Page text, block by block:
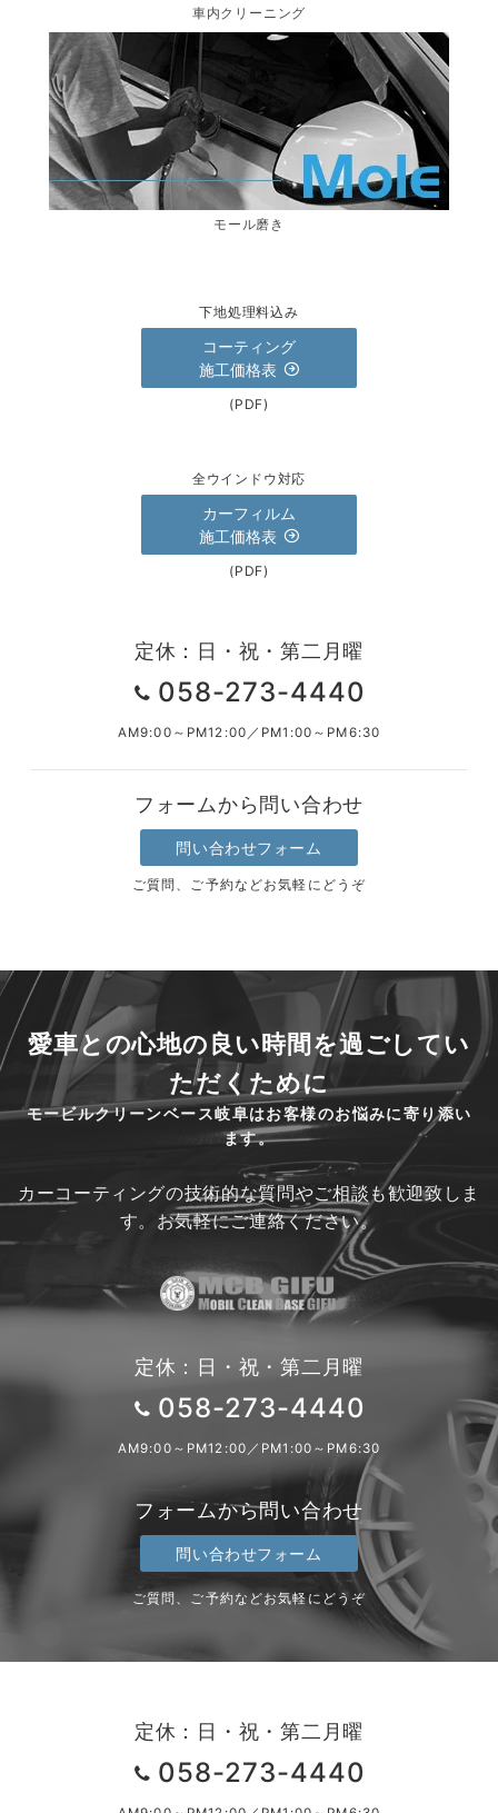
車内クリーニング
モール磨き
下地処理料込み
コーティング
施工価格表
(PDF)
全ウインドウ対応
カーフィルム
施工価格表
(PDF)
定休：日・祝・第二月曜
058-273-4440
AM9:00～PM12:00／PM1:00～PM6:30
フォームから問い合わせ
問い合わせフォーム
ご質問、ご予約などお気軽にどうぞ
愛車との心地の良い時間を過ごしてい
ただくために
モービルクリーンベース岐阜はお客様のお悩みに寄り添い
ます。
カーコーティングの技術的な質問やご相談も歓迎致しま
す。お気軽にご連絡ください。
定休：日・祝・第二月曜
058-273-4440
AM9:00～PM12:00／PM1:00～PM6:30
フォームから問い合わせ
問い合わせフォーム
ご質問、ご予約などお気軽にどうぞ
定休：日・祝・第二月曜
058-273-4440